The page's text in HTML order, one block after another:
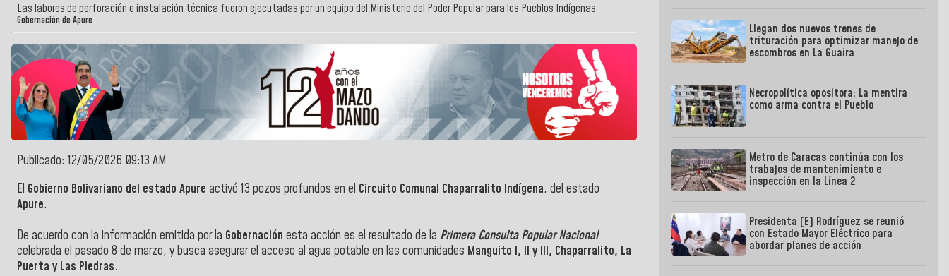
Las labores de perforación e instalación técnica fueron ejecutadas por un equipo del Ministerio del Poder Popular para los Pueblos Indígenas
Gobernación de Apure
Publicado: 12/05/2026 09:13 AM
El Gobierno Bolivariano del estado Apure activó 13 pozos profundos en el Circuito Comunal Chaparralito Indígena, del estado
Apure.
De acuerdo con la información emitida por la Gobernación esta acción es el resultado de la Primera Consulta Popular Nacional
celebrada el pasado 8 de marzo, y busca asegurar el acceso al agua potable en las comunidades Manguito I, II y III, Chaparralito, La
Puerta y Las Piedras.
Llegan dos nuevos trenes de
trituración para optimizar manejo de
escombros en La Guaira
Necropolítica opositora: La mentira
como arma contra el Pueblo
Metro de Caracas continúa con los
trabajos de mantenimiento e
inspección en la Línea 2
Presidenta (E) Rodríguez se reunió
con Estado Mayor Eléctrico para
abordar planes de acción